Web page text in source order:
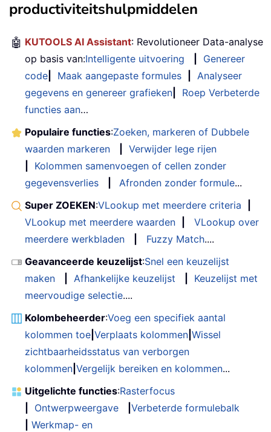
productiviteitshulpmiddelen
🤖 KUTOOLS AI Assistant: Revolutioneer Data-analyse
op basis van:Intelligente uitvoering
Genereer
code
Maak aangepaste formules
Analyseer
gegevens en genereer grafieken
Roep Verbeterde
functies aan…
Populaire functies:Zoeken, markeren of Dubbele
waarden markeren
Verwijder lege rijen
Kolommen samenvoegen of cellen zonder
gegevensverlies
Afronden zonder formule...
Super ZOEKEN:VLookup met meerdere criteria
VLookup met meerdere waarden
VLookup over
meerdere werkbladen
Fuzzy Match....
Geavanceerde keuzelijst:Snel een keuzelijst
maken
Afhankelijke keuzelijst
Keuzelijst met
meervoudige selectie....
Kolombeheerder:Voeg een specifiek aantal
kolommen toe Verplaats kolommen Wissel
zichtbaarheidsstatus van verborgen
kolommen Vergelijk bereiken en kolommen...
Uitgelichte functies:Rasterfocus
Ontwerpweergave
Verbeterde formulebalk
Werkmap- en